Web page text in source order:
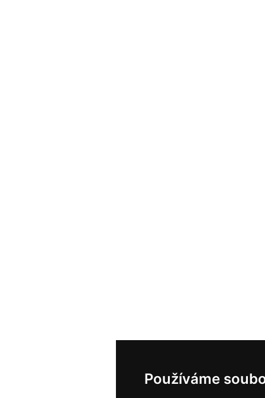
Používáme